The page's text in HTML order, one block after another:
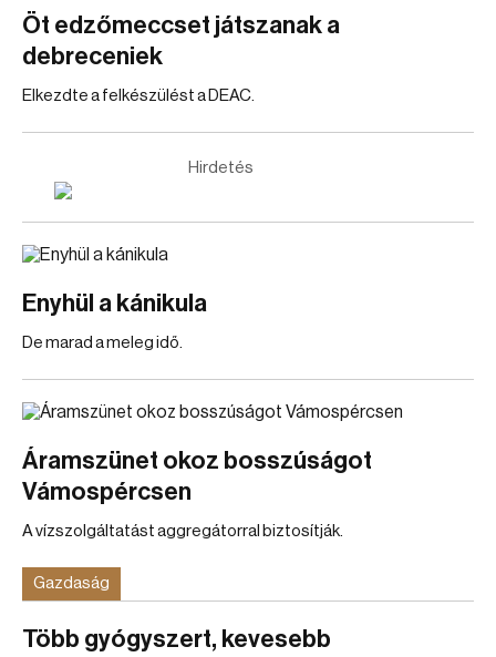
Öt edzőmeccset játszanak a
debreceniek
Elkezdte a felkészülést a DEAC.
Hirdetés
Enyhül a kánikula
De marad a meleg idő.
Áramszünet okoz bosszúságot
Vámospércsen
A vízszolgáltatást aggregátorral biztosítják.
Gazdaság
Több gyógyszert, kevesebb